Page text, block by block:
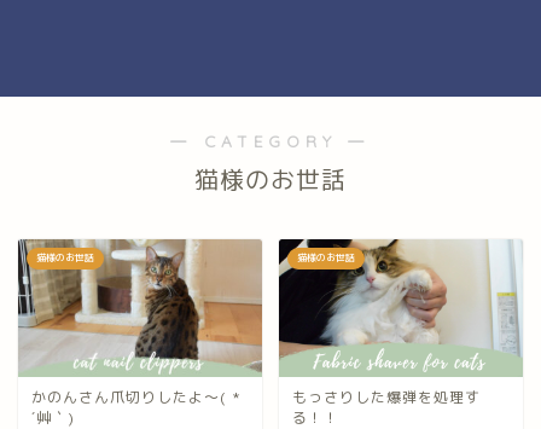
― CATEGORY ―
猫様のお世話
猫様のお世話
かのんさん爪切りしたよ～( *
´艸｀)
猫様のお世話
もっさりした爆弾を処理す
る！！